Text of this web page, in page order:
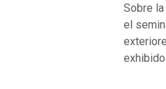
Sobre
el